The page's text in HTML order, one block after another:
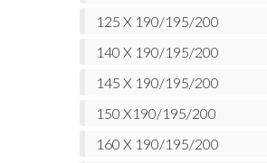
125 X 190/195/200
140 X 190/195/200
145 X 190/195/200
150 X190/195/200
160 X 190/195/200